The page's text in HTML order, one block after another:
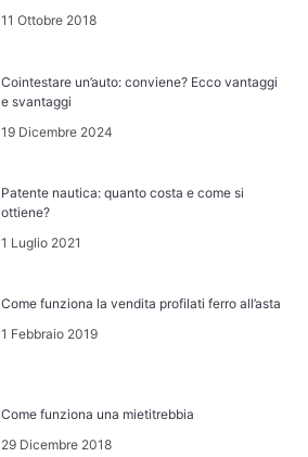
11 Ottobre 2018
Cointestare un’auto: conviene? Ecco vantaggi
e svantaggi
19 Dicembre 2024
Patente nautica: quanto costa e come si
ottiene?
1 Luglio 2021
Come funziona la vendita profilati ferro all’asta
1 Febbraio 2019
Come funziona una mietitrebbia
29 Dicembre 2018